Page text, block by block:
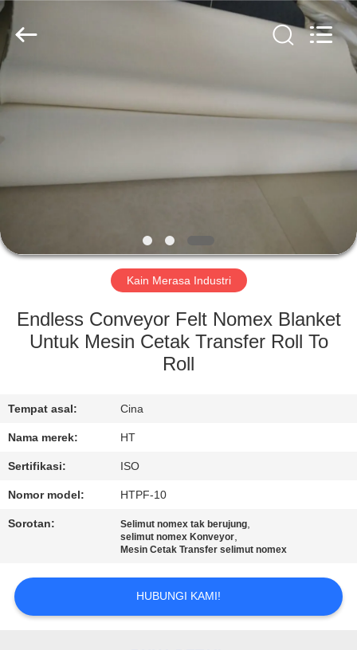
RUMAH
TENTANG
TUR
KONTROL
HUBUNGI
KAMI
BERITA
PERMINTAAN
SITEMAP
HUATAO
LTD.
Rights
Reserved.
Kain Merasa Industri
Endless Conveyor Felt Nomex Blanket
Untuk Mesin Cetak Transfer Roll To
Roll
Tempat asal: Cina
Nama merek: HT
Sertifikasi: ISO
Nomor model: HTPF-10
Sorotan: Selimut nomex tak berujung,
selimut nomex Konveyor,
Mesin Cetak Transfer selimut nomex
HUBUNGI KAMI!